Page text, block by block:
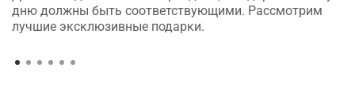
дню должны быть соответствующими. Рассмотрим
лучшие эксклюзивные подарки.